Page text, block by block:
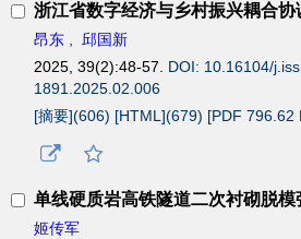
浙江省数字经济与乡村振兴耦合
昂东 , 邱国新
2025, 39(2):48-57. DOI: 10.16104/
1891.2025.02.006
[摘要](606) [HTML](679) [PDF 796.62
单线硬质岩高铁隧道二次衬砌脱模
姬传军